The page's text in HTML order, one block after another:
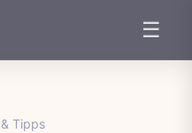
☰
Tipps